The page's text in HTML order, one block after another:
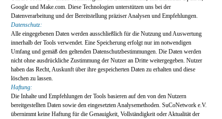
Google und Make.com. Diese Technologien unterstützen uns bei der
Datenverarbeitung und der Bereitstellung präziser Analysen und Empfehlungen.
Datenschutz:
Alle eingegebenen Daten werden ausschließlich für die Nutzung und Auswertung
innerhalb der Tools verwendet. Eine Speicherung erfolgt nur im notwendigen
Umfang und gemäß den geltenden Datenschutzbestimmungen. Die Daten werden
nicht ohne ausdrückliche Zustimmung der Nutzer an Dritte weitergegeben. Nutzer
haben das Recht, Auskunft über ihre gespeicherten Daten zu erhalten und diese
löschen zu lassen.
Haftung:
Die Inhalte und Empfehlungen der Tools basieren auf den von den Nutzern
bereitgestellten Daten sowie den eingesetzten Analysemethoden. SuCoNetwork e.V.
übernimmt keine Haftung für die Genauigkeit, Vollständigkeit oder Aktualität der